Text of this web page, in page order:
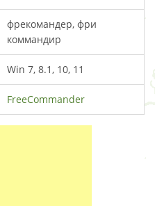
фрекомандер, фри
коммандир
Win 7, 8.1, 10, 11
FreeCommander